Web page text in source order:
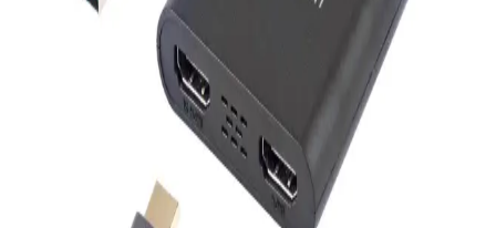
Everest EFN-504 Taşınabilir USB Masaüstü Siyah
Fan İncelemesi ve Kullanıcı Yorumları
Everest EFN-504, şık tasarımı, sessiz çalışması ve düşük enerji
tüketimiyle öne çıkan taşınabilir USB fanıdır. Kullanıcılar, kablo
uzunluğu ve dönebilir başlığı sayesinde kolay kullanım sağlar.
LinusTechTips USB Kablosu: Tasarım, Performans
ve Pazar Analizi